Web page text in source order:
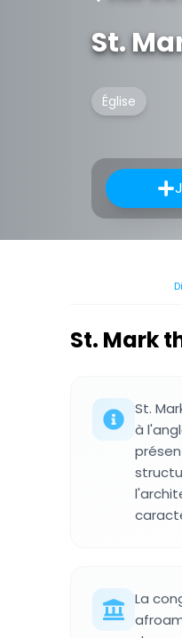
St.
Église
St. Mark
St.
à
La